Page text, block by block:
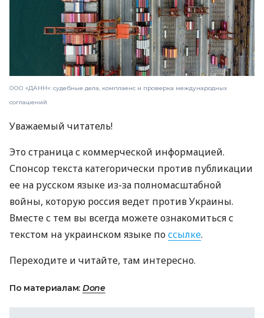
ООО «ДАНН»: судебные дела, комплаенс и проверка международных
соглашений
Уважаемый читатель!
Это страница с коммерческой информацией.
Спонсор текста категорически против публикации
ее на русском языке из-за полномасштабной
войны, которую россия ведет против Украины.
Вместе с тем вы всегда можете ознакомиться с
текстом на украинском языке поссылке.
Переходите и читайте, там интересно.
По материалам: Done